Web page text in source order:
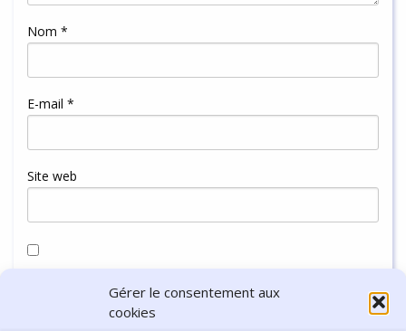
Gérer le consentement aux
cookies
Nom *
E-mail *
Site web
navigateur pour mon prochain commentaire.